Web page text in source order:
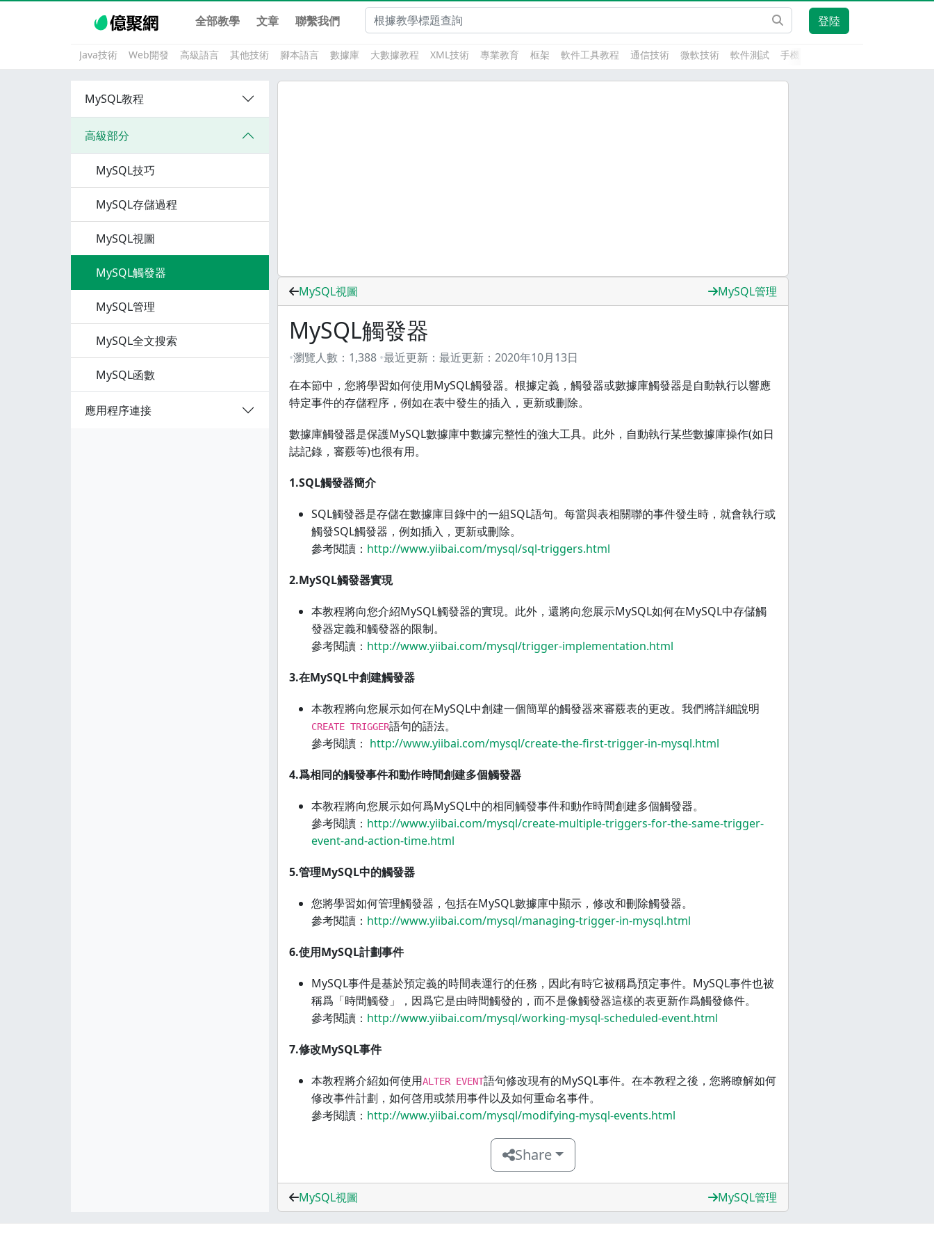
全部教學 文章 聯繫我們 登陸
Java技術 Web開發 高級語言 其他技術 腳本語言 數據庫 大數據教程 XML技術 專業教育 框架 軟件工具教程 通信技術 微軟技術 軟件測試 手機開發
MySQL教程
高級部分
MySQL技巧
MySQL存儲過程
MySQL視圖
MySQL觸發器
MySQL管理
MySQL全文搜索
MySQL函數
應用程序連接
MySQL視圖 MySQL管理
MySQL觸發器
瀏覽人數： 1,388 最近更新： 最近更新： 2020年10月13日
在本節中，您將學習如何使用MySQL觸發器。根據定義，觸發器或數據庫觸發器是自動執行以響應
特定事件的存儲程序，例如在表中發生的插入，更新或刪除。
數據庫觸發器是保護MySQL數據庫中數據完整性的強大工具。此外，自動執行某些數據庫操作(如日
誌記錄，審覈等)也很有用。
1.SQL觸發器簡介
SQL觸發器是存儲在數據庫目錄中的一組SQL語句。每當與表相關聯的事件發生時，就會執行或
觸發SQL觸發器，例如插入，更新或刪除。
參考閱讀： http://www.yiibai.com/mysql/sql-triggers.html
2.MySQL觸發器實現
本教程將向您介紹MySQL觸發器的實現。此外，還將向您展示MySQL如何在MySQL中存儲觸
發器定義和觸發器的限制。
參考閱讀： http://www.yiibai.com/mysql/trigger-implementation.html
3.在MySQL中創建觸發器
本教程將向您展示如何在MySQL中創建一個簡單的觸發器來審覈表的更改。我們將詳細說明
CREATE TRIGGER語句的語法。
參考閱讀： http://www.yiibai.com/mysql/create-the-first-trigger-in-mysql.html
4.爲相同的觸發事件和動作時間創建多個觸發器
本教程將向您展示如何爲MySQL中的相同觸發事件和動作時間創建多個觸發器。
參考閱讀： http://www.yiibai.com/mysql/create-multiple-triggers-for-the-same-trigger-
event-and-action-time.html
5.管理MySQL中的觸發器
您將學習如何管理觸發器，包括在MySQL數據庫中顯示，修改和刪除觸發器。
參考閱讀： http://www.yiibai.com/mysql/managing-trigger-in-mysql.html
6.使用MySQL計劃事件
MySQL事件是基於預定義的時間表運行的任務，因此有時它被稱爲預定事件。MySQL事件也被
稱爲「時間觸發」，因爲它是由時間觸發的，而不是像觸發器這樣的表更新作爲觸發條件。
參考閱讀： http://www.yiibai.com/mysql/working-mysql-scheduled-event.html
7.修改MySQL事件
本教程將介紹如何使用ALTER EVENT語句修改現有的MySQL事件。在本教程之後，您將瞭解如何
修改事件計劃，如何啓用或禁用事件以及如何重命名事件。
參考閱讀： http://www.yiibai.com/mysql/modifying-mysql-events.html
Share
MySQL視圖 MySQL管理